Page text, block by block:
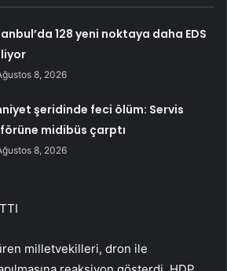
128 yeni noktaya daha EDS
8, 2026
şeridinde feci ölüm: Servis
midibüs çarptı
8, 2026
milletvekilleri, dron ile